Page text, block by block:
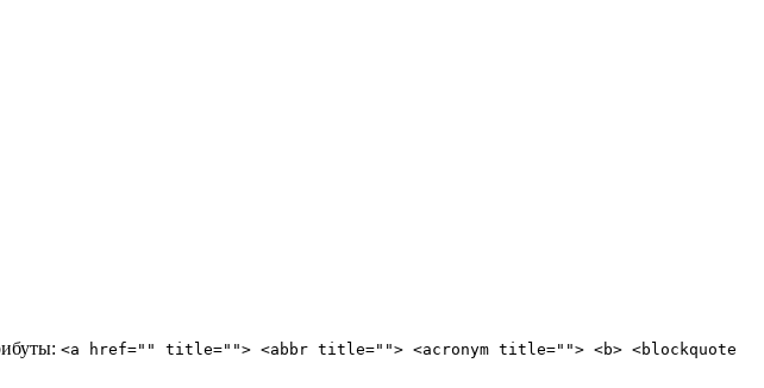
<a href="" title=""> <abbr title=""> <acronym title=""> <b> <blockquote